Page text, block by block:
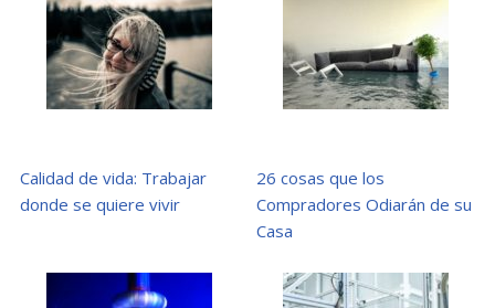
Calidad de vida: Trabajar
donde se quiere vivir
26 cosas que los
Compradores Odiarán de su
Casa